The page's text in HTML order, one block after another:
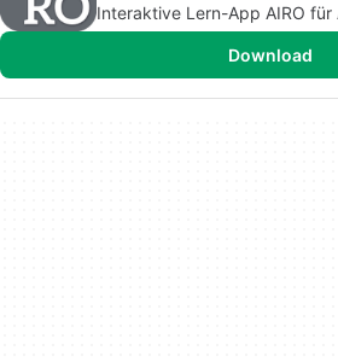
Interaktive Lern-App AIRO für
Download